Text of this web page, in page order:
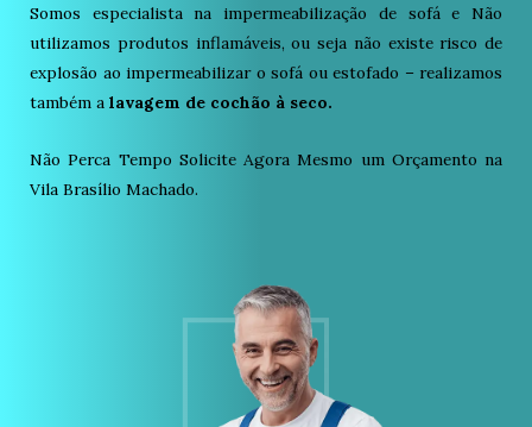
Somos especialista na impermeabilização de sofá e Não
utilizamos produtos inflamáveis, ou seja não existe risco de
explosão ao impermeabilizar o sofá ou estofado – realizamos
também a lavagem de cochão à seco.
Não Perca Tempo Solicite Agora Mesmo um Orçamento na
Vila Brasílio Machado.